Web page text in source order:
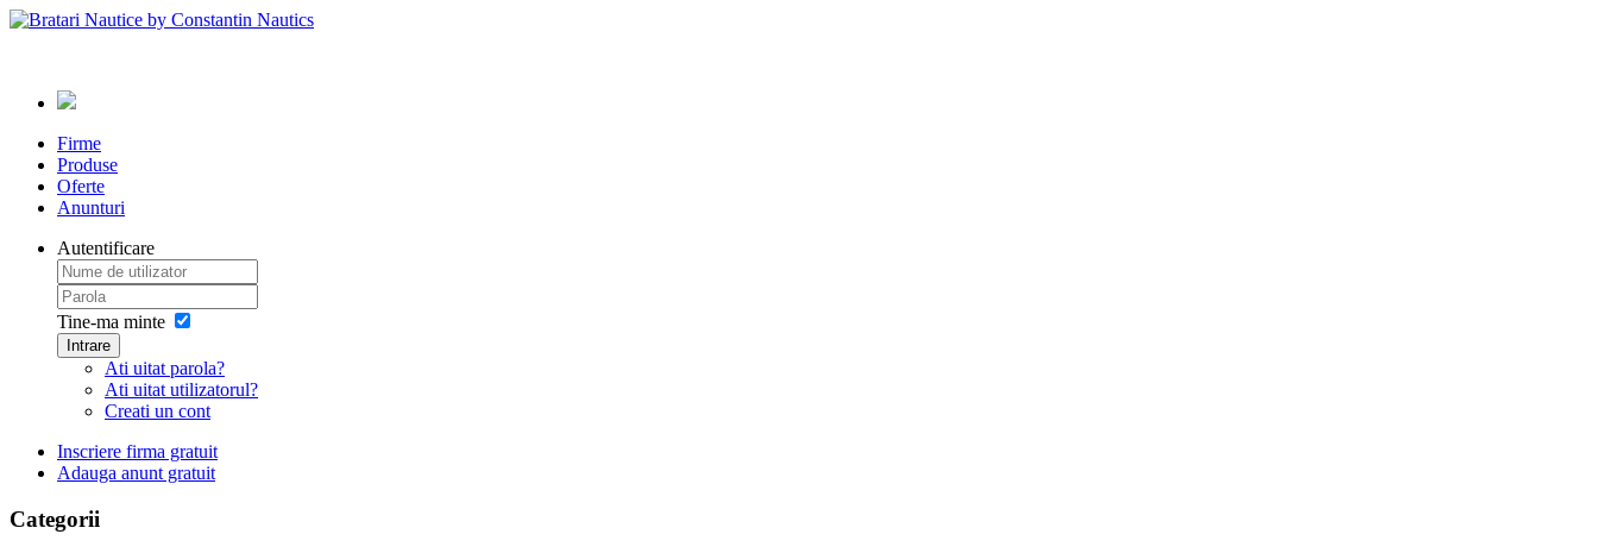
Firme
Produse
Oferte
Anunturi
Autentificare
Tine-ma minte
Intrare
Ati uitat parola?
Ati uitat utilizatorul?
Creati un cont
Inscriere firma gratuit
Adauga anunt gratuit
Categorii